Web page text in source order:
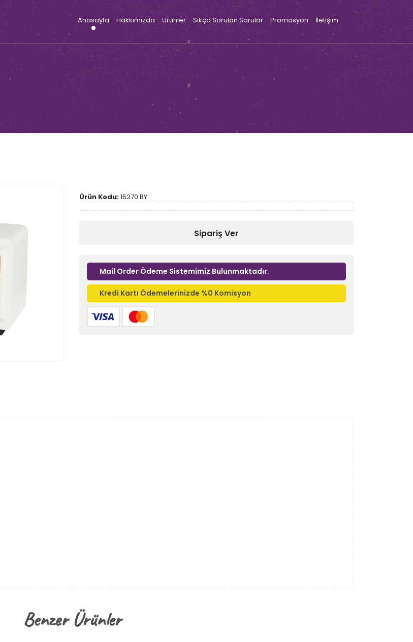
Anasayfa Hakkımızda Ürünler Sıkça Sorulan Sorular Promosyon İletişim
Ürün Kodu:15270 BY
Sipariş Ver
Mail Order Ödeme Sistemimiz Bulunmaktadır.
Kredi Kartı Ödemelerinizde %0 Komisyon
Benzer Ürünler